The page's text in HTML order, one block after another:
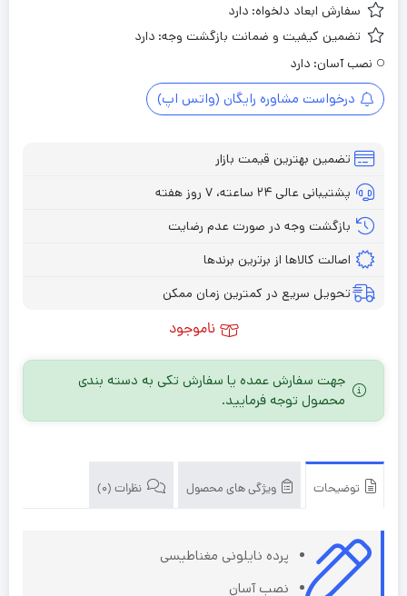
سفارش ابعاد دلخواه: دارد
تضمین کیفیت و ضمانت بازگشت وجه: دارد
نصب آسان: دارد
درخواست مشاوره رایگان (واتس اپ)
تضمین بهترین قیمت بازار
پشتیبانی عالی ۲۴ ساعته، ۷ روز هفته
بازگشت وجه در صورت عدم رضایت
اصالت کالاها از برترین برندها
تحویل سریع در کمترین زمان ممکن
ناموجود
جهت سفارش عمده یا سفارش تکی به دسته بندی
محصول توجه فرمایید.
توضیحات ویژگی های محصول نظرات (0)
پرده نایلونی مغناطیسی
نصب آسان